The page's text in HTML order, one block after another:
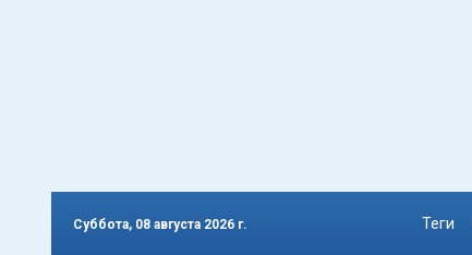
Суббота, 08 августа 2026 г. Теги